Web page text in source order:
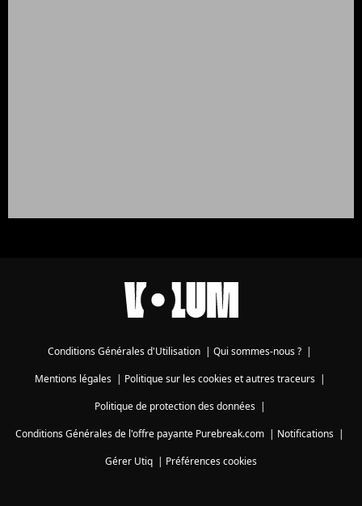
Conditions Générales d'Utilisation Qui sommes-nous ?
Mentions légales| Politique sur les cookies et autres traceurs|
Politique de protection des données|
Conditions Générales de l'offre payante Purebreak.com
Notifications
Gérer Utiq
Préférences cookies